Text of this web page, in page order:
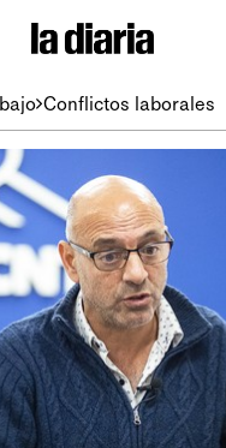
Conflictos laborales